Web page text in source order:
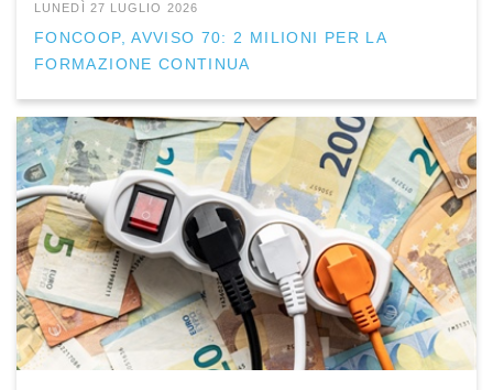
LUNEDÌ 27 LUGLIO 2026
FONCOOP, AVVISO 70: 2 MILIONI PER LA
FORMAZIONE CONTINUA